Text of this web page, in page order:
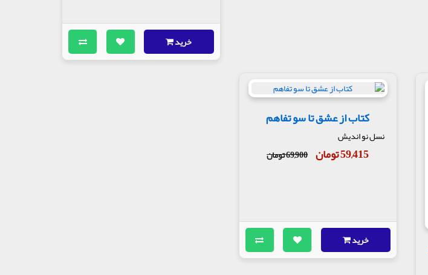
خرید
کتاب از عشق تا سو تفاهم
نسل نو اندیش
59,415 تومان 69,900 تومان
خرید